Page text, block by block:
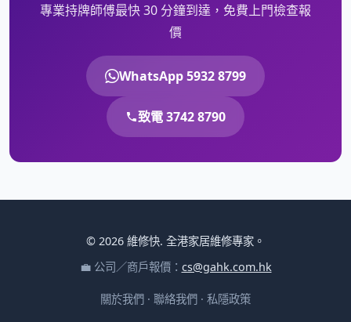
專業持牌師傅最快 30 分鐘到達，免費上門檢查報
價
WhatsApp 5932 8799
致電 3742 8790
© 2026 維修快. 全港家居維修專家。
💼 公司／商戶報價： cs@gahk.com.hk
關於我們 · 聯絡我們 · 私隱政策